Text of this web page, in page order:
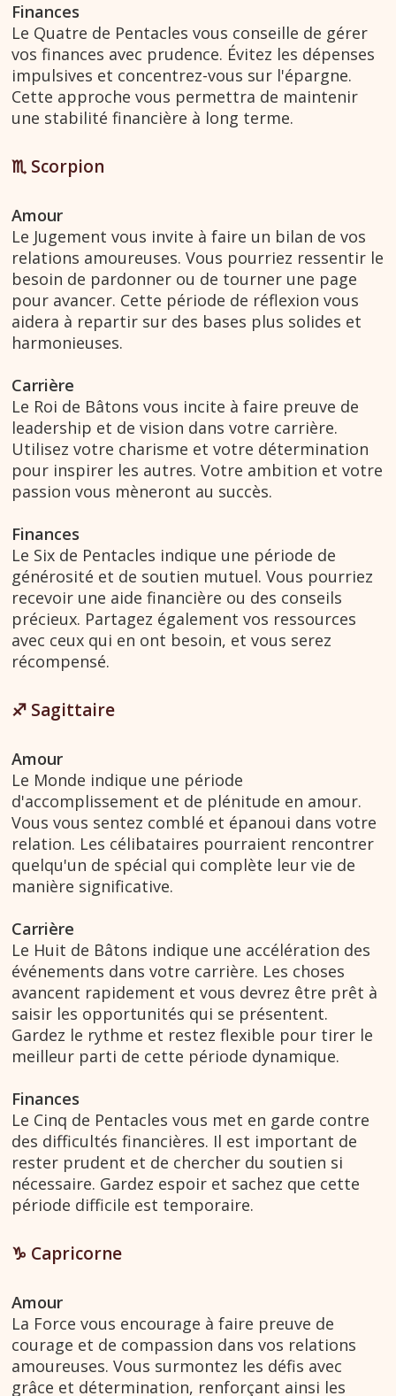
Finances
Le Quatre de Pentacles vous conseille de gérer
vos finances avec prudence. Évitez les dépenses
impulsives et concentrez-vous sur l'épargne.
Cette approche vous permettra de maintenir
une stabilité financière à long terme.
♏︎ Scorpion
Amour
Le Jugement vous invite à faire un bilan de vos
relations amoureuses. Vous pourriez ressentir le
besoin de pardonner ou de tourner une page
pour avancer. Cette période de réflexion vous
aidera à repartir sur des bases plus solides et
harmonieuses.
Carrière
Le Roi de Bâtons vous incite à faire preuve de
leadership et de vision dans votre carrière.
Utilisez votre charisme et votre détermination
pour inspirer les autres. Votre ambition et votre
passion vous mèneront au succès.
Finances
Le Six de Pentacles indique une période de
générosité et de soutien mutuel. Vous pourriez
recevoir une aide financière ou des conseils
précieux. Partagez également vos ressources
avec ceux qui en ont besoin, et vous serez
récompensé.
♐︎ Sagittaire
Amour
Le Monde indique une période
d'accomplissement et de plénitude en amour.
Vous vous sentez comblé et épanoui dans votre
relation. Les célibataires pourraient rencontrer
quelqu'un de spécial qui complète leur vie de
manière significative.
Carrière
Le Huit de Bâtons indique une accélération des
événements dans votre carrière. Les choses
avancent rapidement et vous devrez être prêt à
saisir les opportunités qui se présentent.
Gardez le rythme et restez flexible pour tirer le
meilleur parti de cette période dynamique.
Finances
Le Cinq de Pentacles vous met en garde contre
des difficultés financières. Il est important de
rester prudent et de chercher du soutien si
nécessaire. Gardez espoir et sachez que cette
période difficile est temporaire.
♑ Capricorne
Amour
La Force vous encourage à faire preuve de
courage et de compassion dans vos relations
amoureuses. Vous surmontez les défis avec
grâce et détermination, renforçant ainsi les